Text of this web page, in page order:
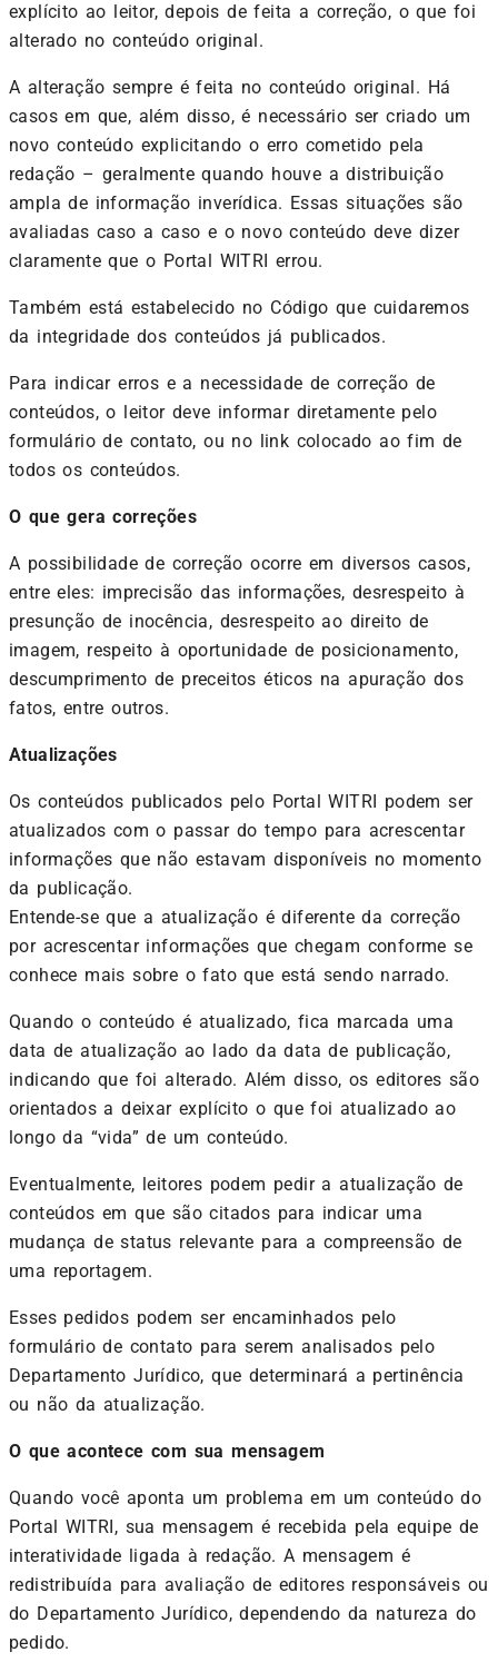
explícito ao leitor, depois de feita a correção, o que foi
alterado no conteúdo original.
A alteração sempre é feita no conteúdo original. Há
casos em que, além disso, é necessário ser criado um
novo conteúdo explicitando o erro cometido pela
redação – geralmente quando houve a distribuição
ampla de informação inverídica. Essas situações são
avaliadas caso a caso e o novo conteúdo deve dizer
claramente que o Portal WITRI errou.
Também está estabelecido no Código que cuidaremos
da integridade dos conteúdos já publicados.
Para indicar erros e a necessidade de correção de
conteúdos, o leitor deve informar diretamente pelo
formulário de contato, ou no link colocado ao fim de
todos os conteúdos.
O que gera correções
A possibilidade de correção ocorre em diversos casos,
entre eles: imprecisão das informações, desrespeito à
presunção de inocência, desrespeito ao direito de
imagem, respeito à oportunidade de posicionamento,
descumprimento de preceitos éticos na apuração dos
fatos, entre outros.
Atualizações
Os conteúdos publicados pelo Portal WITRI podem ser
atualizados com o passar do tempo para acrescentar
informações que não estavam disponíveis no momento
da publicação.
Entende-se que a atualização é diferente da correção
por acrescentar informações que chegam conforme se
conhece mais sobre o fato que está sendo narrado.
Quando o conteúdo é atualizado, fica marcada uma
data de atualização ao lado da data de publicação,
indicando que foi alterado. Além disso, os editores são
orientados a deixar explícito o que foi atualizado ao
longo da “vida” de um conteúdo.
Eventualmente, leitores podem pedir a atualização de
conteúdos em que são citados para indicar uma
mudança de status relevante para a compreensão de
uma reportagem.
Esses pedidos podem ser encaminhados pelo
formulário de contato para serem analisados pelo
Departamento Jurídico, que determinará a pertinência
ou não da atualização.
O que acontece com sua mensagem
Quando você aponta um problema em um conteúdo do
Portal WITRI, sua mensagem é recebida pela equipe de
interatividade ligada à redação. A mensagem é
redistribuída para avaliação de editores responsáveis ou
do Departamento Jurídico, dependendo da natureza do
pedido.